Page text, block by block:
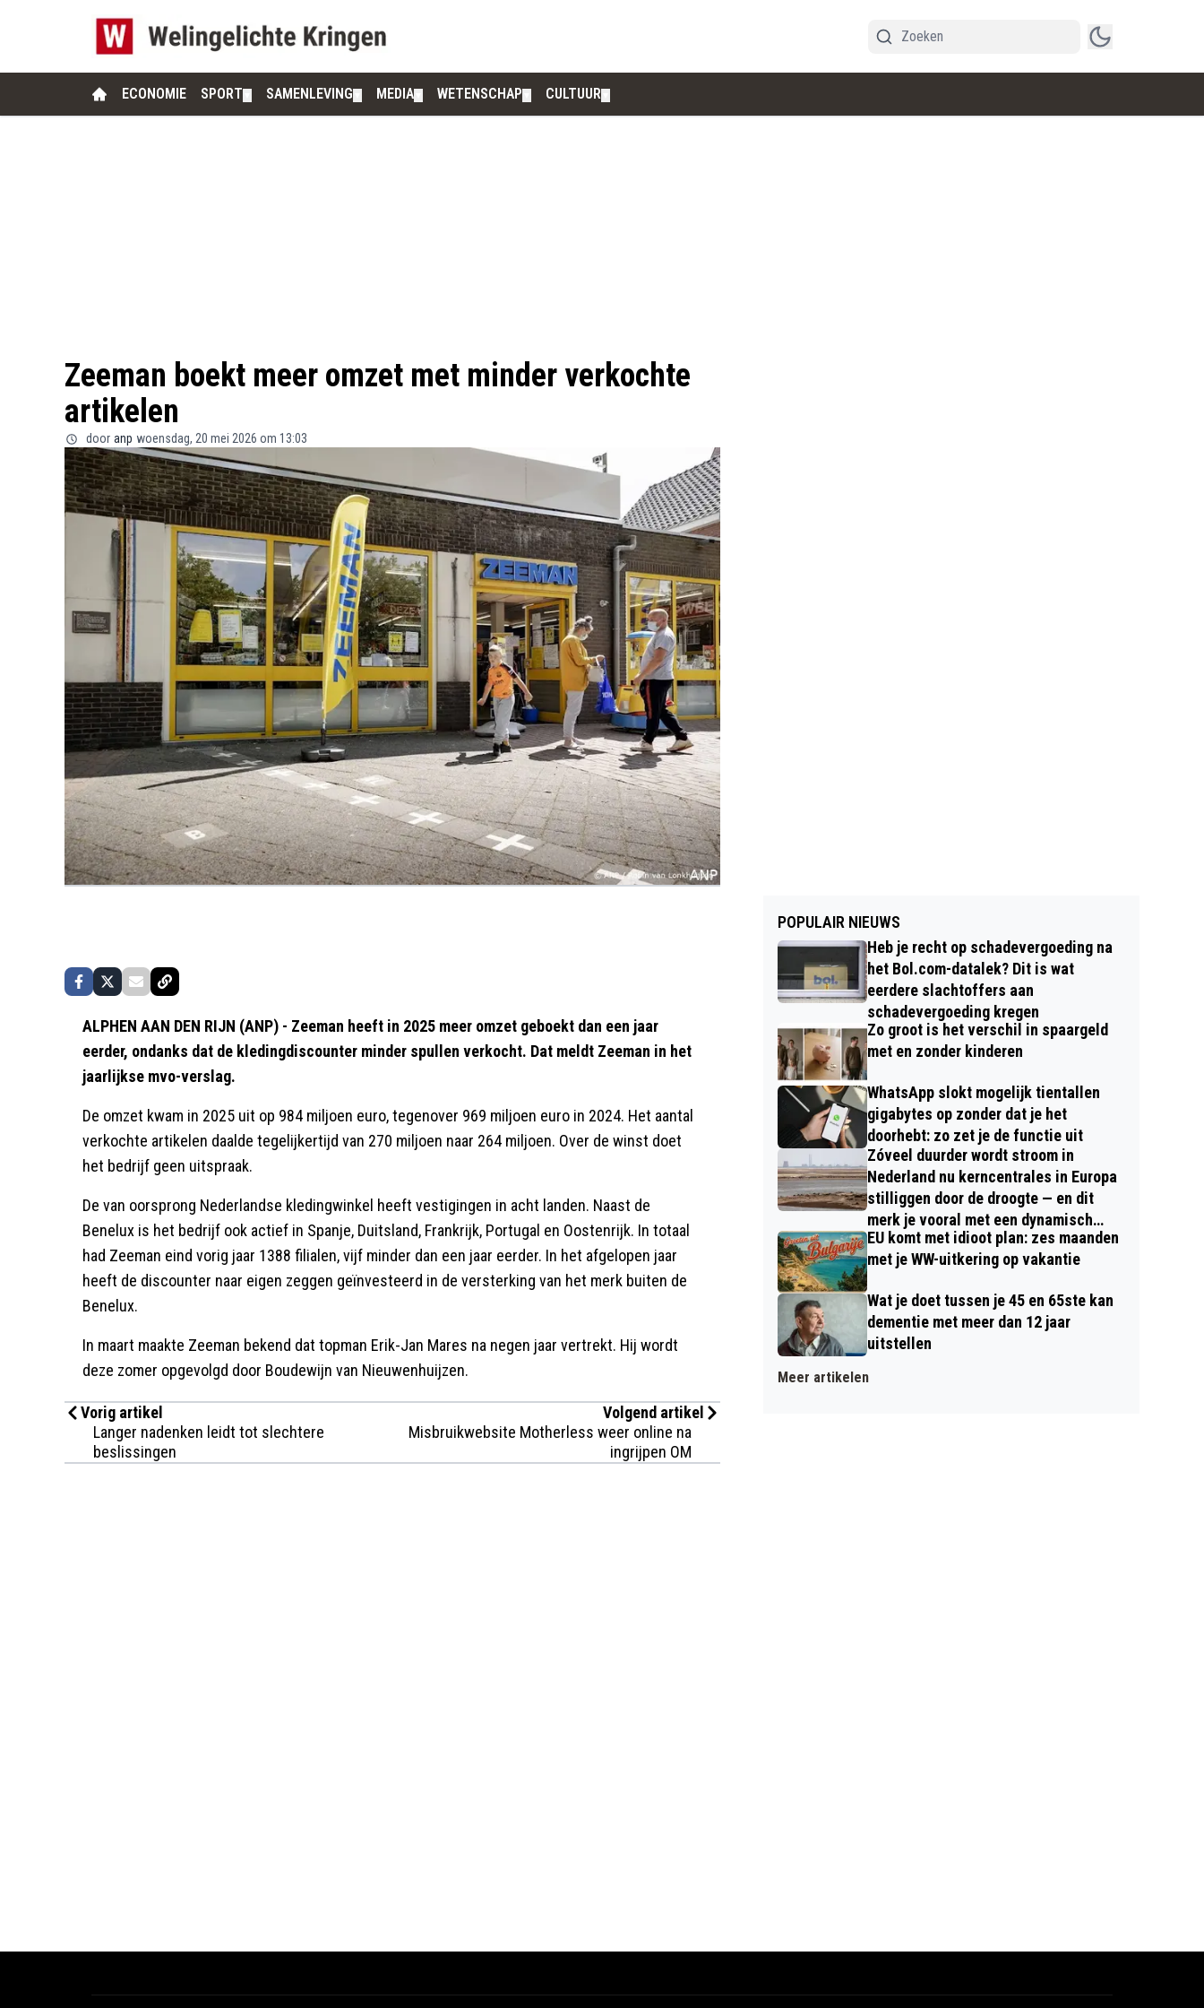
ECONOMIE SPORT SAMENLEVING MEDIA WETENSCHAP CULTUUR
Zeeman boekt meer omzet met minder verkochte
artikelen
door anp woensdag, 20 mei 2026 om 13:03
ALPHEN AAN DEN RIJN (ANP) - Zeeman heeft in 2025 meer omzet geboekt dan een jaar
eerder, ondanks dat de kledingdiscounter minder spullen verkocht. Dat meldt Zeeman in het
jaarlijkse mvo-verslag.
De omzet kwam in 2025 uit op 984 miljoen euro, tegenover 969 miljoen euro in 2024. Het aantal
verkochte artikelen daalde tegelijkertijd van 270 miljoen naar 264 miljoen. Over de winst doet
het bedrijf geen uitspraak.
De van oorsprong Nederlandse kledingwinkel heeft vestigingen in acht landen. Naast de
Benelux is het bedrijf ook actief in Spanje, Duitsland, Frankrijk, Portugal en Oostenrijk. In totaal
had Zeeman eind vorig jaar 1388 filialen, vijf minder dan een jaar eerder. In het afgelopen jaar
heeft de discounter naar eigen zeggen geïnvesteerd in de versterking van het merk buiten de
Benelux.
In maart maakte Zeeman bekend dat topman Erik-Jan Mares na negen jaar vertrekt. Hij wordt
deze zomer opgevolgd door Boudewijn van Nieuwenhuijzen.
Vorig artikel
Langer nadenken leidt tot slechtere
beslissingen
Volgend artikel
Misbruikwebsite Motherless weer online na
ingrijpen OM
POPULAIR NIEUWS
Heb je recht op schadevergoeding na
het Bol.com-datalek? Dit is wat
eerdere slachtoffers aan
schadevergoeding kregen
Zo groot is het verschil in spaargeld
met en zonder kinderen
WhatsApp slokt mogelijk tientallen
gigabytes op zonder dat je het
doorhebt: zo zet je de functie uit
Zóveel duurder wordt stroom in
Nederland nu kerncentrales in Europa
stilliggen door de droogte — en dit
merk je vooral met een dynamisch
contract
EU komt met idioot plan: zes maanden
met je WW-uitkering op vakantie
Wat je doet tussen je 45 en 65ste kan
dementie met meer dan 12 jaar
uitstellen
Meer artikelen